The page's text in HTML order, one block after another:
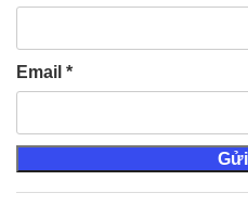
Email *